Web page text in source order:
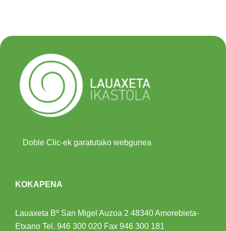
Doble Clic-ek garatutako webgunea
KOKAPENA
Lauaxeta Bº San Migel Auzoa 2 48340 Amorebieta-
Etxano Tel. 946 300 020 Fax 946 300 181